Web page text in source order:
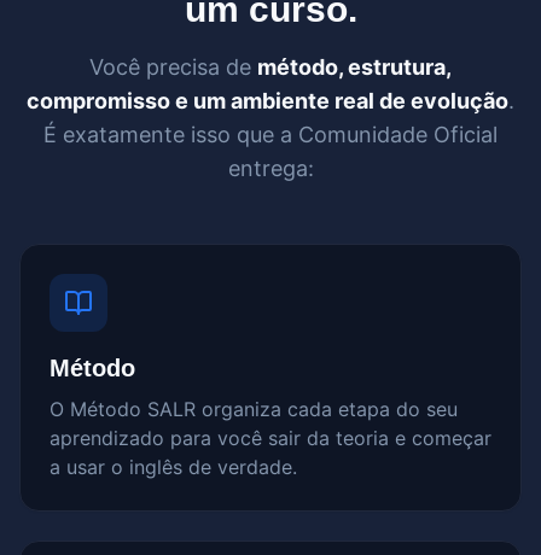
um curso.
Você precisa de método, estrutura,
compromisso e um ambiente real de evolução.
É exatamente isso que a Comunidade Oficial
entrega:
Método
O Método SALR organiza cada etapa do seu
aprendizado para você sair da teoria e começar
a usar o inglês de verdade.